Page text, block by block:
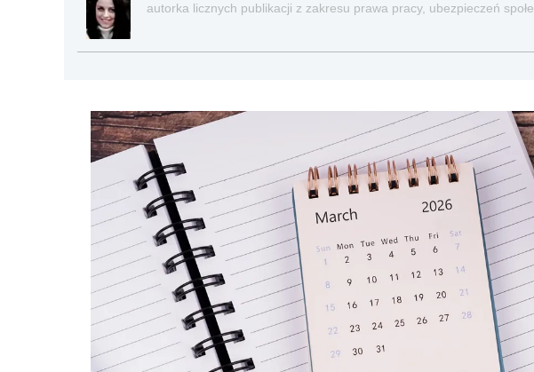
autorka licznych publikacji z zakresu prawa pracy, ubezpieczeń